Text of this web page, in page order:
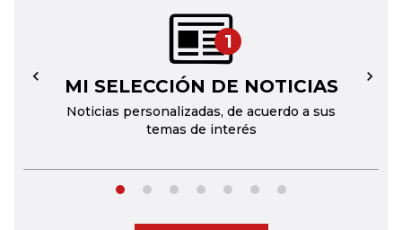
1
MI SELECCIÓN DE NOTICIAS
Noticias personalizadas, de acuerdo a sus
temas de interés
← →